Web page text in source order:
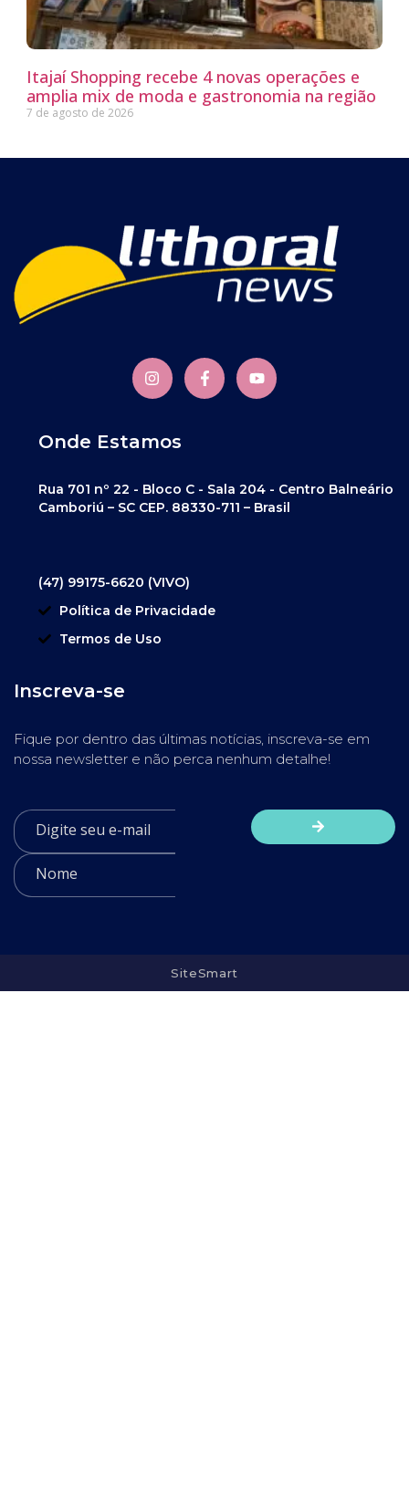
Itajaí Shopping recebe 4 novas operações e
amplia mix de moda e gastronomia na região
7 de agosto de 2026
Onde Estamos
Rua 701 nº 22 - Bloco C - Sala 204 - Centro Balneário
Camboriú – SC CEP. 88330-711 – Brasil
(47) 99175-6620 (VIVO)
Política de Privacidade
Termos de Uso
Inscreva-se
Fique por dentro das últimas notícias, inscreva-se em
nossa newsletter e não perca nenhum detalhe!
SiteSmart